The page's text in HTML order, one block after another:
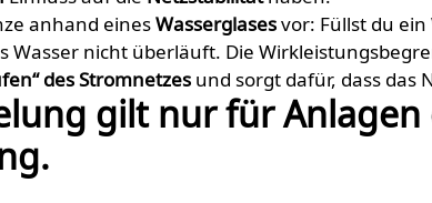
anhand einesWasserglasesvor: Füllst du ein
Wasser nicht überläuft. Die
des Stromnetzes und sorgt dafür, dass das
gilt nur für